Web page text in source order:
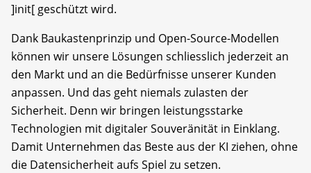
]init[ geschützt wird.
Dank Baukastenprinzip und Open-Source-Modellen
können wir unsere Lösungen schliesslich jederzeit an
den Markt und an die Bedürfnisse unserer Kunden
anpassen. Und das geht niemals zulasten der
Sicherheit. Denn wir bringen leistungsstarke
Technologien mit digitaler Souveränität in Einklang.
Damit Unternehmen das Beste aus der KI ziehen, ohne
die Datensicherheit aufs Spiel zu setzen.